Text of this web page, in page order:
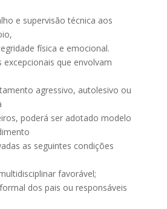
e supervisão técnica aos
física e emocional.
excepcionais que envolvam
agressivo, autolesivo ou
poderá ser adotado modelo
as seguintes condições
favorável;
dos pais ou responsáveis